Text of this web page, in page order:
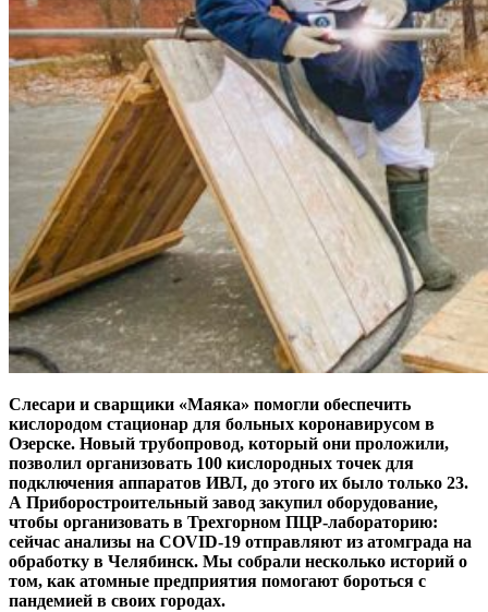
Слесари и сварщики «Маяка» помогли обеспечить
кислородом стационар для больных коронавирусом в
Озерске. Новый трубопровод, который они проложили,
позволил организовать 100 кислородных точек для
подключения аппаратов ИВЛ, до этого их было только 23.
А Приборостроительный завод закупил оборудование,
чтобы организовать в Трехгорном ПЦР-лабораторию:
сейчас анализы на COVID-19 отправляют из атомграда на
обработку в Челябинск. Мы собрали несколько историй о
том, как атомные предприятия помогают бороться с
пандемией в своих городах.